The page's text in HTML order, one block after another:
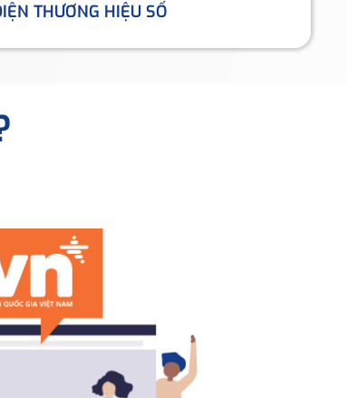
THƯƠNG HIỆU SỐ